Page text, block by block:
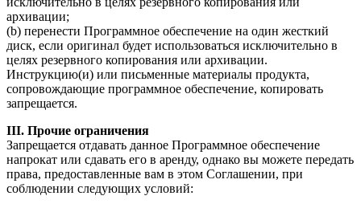
архивации;
(b) перенести Программное обеспечение на один жесткий
диск, если оригинал будет использоваться исключительно в
целях резервного копирования или архивации.
Инструкцию(и) или письменные материалы продукта,
сопровождающие программное обеспечение, копировать
запрещается.
III. Прочие ограничения
Запрещается отдавать данное Программное обеспечение
напрокат или сдавать его в аренду, однако вы можете передать
права, предоставленные вам в этом Соглашении, при
соблюдении следующих условий: